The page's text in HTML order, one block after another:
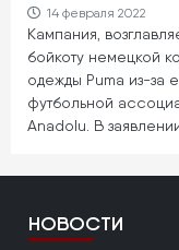
14 февраля 2022
Кампания,
бойкоту немецкой
одежды Puma из-за
футбольной
Anadolu. В
НОВОСТИ